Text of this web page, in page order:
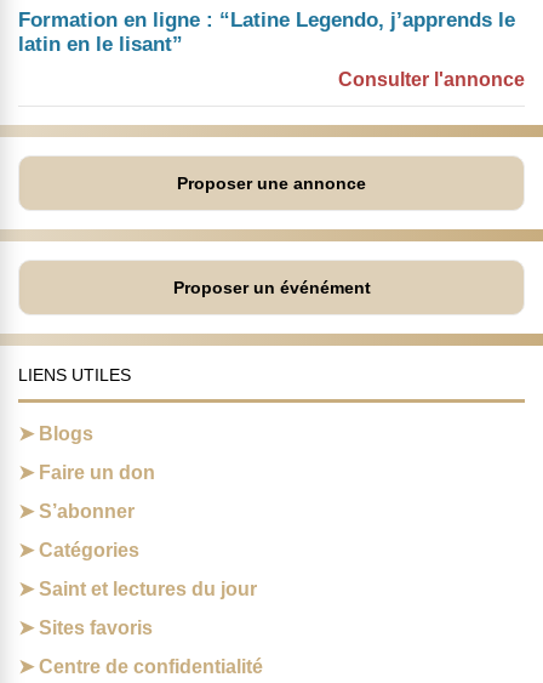
Formation en ligne : “Latine Legendo, j’apprends le
latin en le lisant”
Consulter l'annonce
Proposer une annonce
Proposer un événément
LIENS UTILES
Blogs
Faire un don
S’abonner
Catégories
Saint et lectures du jour
Sites favoris
Centre de confidentialité